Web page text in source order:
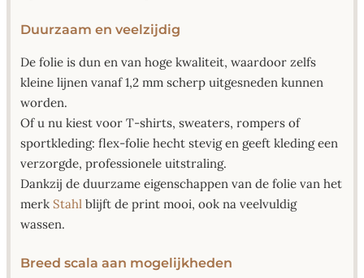
Duurzaam en veelzijdig
De folie is dun en van hoge kwaliteit, waardoor zelfs
kleine lijnen vanaf 1,2 mm scherp uitgesneden kunnen
worden.
Of u nu kiest voor T-shirts, sweaters, rompers of
sportkleding: flex-folie hecht stevig en geeft kleding een
verzorgde, professionele uitstraling.
Dankzij de duurzame eigenschappen van de folie van het
merk Stahl blijft de print mooi, ook na veelvuldig
wassen.
Breed scala aan mogelijkheden